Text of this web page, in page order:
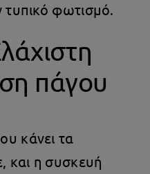
τυπικό φωτισμό.
πάγου
κάνει τα
και η συσκευή